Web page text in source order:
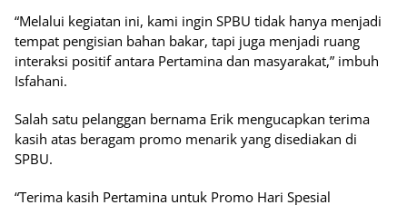
“Melalui kegiatan ini, kami ingin SPBU tidak hanya menjadi
tempat pengisian bahan bakar, tapi juga menjadi ruang
interaksi positif antara Pertamina dan masyarakat,” imbuh
Isfahani.
Salah satu pelanggan bernama Erik mengucapkan terima
kasih atas beragam promo menarik yang disediakan di
SPBU.
“Terima kasih Pertamina untuk Promo Hari Spesial